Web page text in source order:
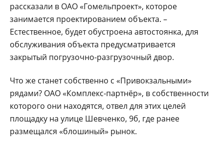
рассказали в ОАО «Гомельпроект», которое
занимается проектированием объекта. –
Естественное, будет обустроена автостоянка, для
обслуживания объекта предусматривается
закрытый погрузочно-разгрузочный двор.
Что же станет собственно с «Привокзальными»
рядами? ОАО «Комплекс-партнёр», в собственности
которого они находятся, отвел для этих целей
площадку на улице Шевченко, 9б, где ранее
размещался «блошиный» рынок.